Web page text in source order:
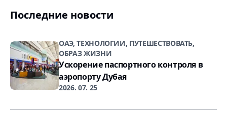
Последние новости
ОАЭ, ТЕХНОЛОГИИ, ПУТЕШЕСТВОВАТЬ,
ОБРАЗ ЖИЗНИ
Ускорение паспортного контроля в
аэропорту Дубая
2026. 07. 25